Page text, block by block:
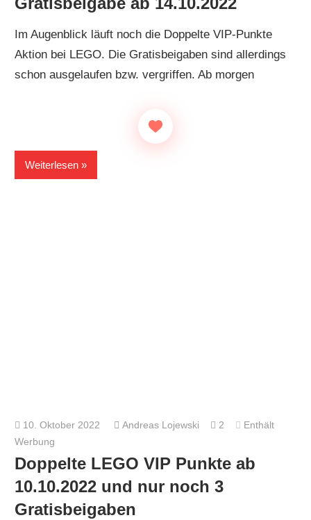
Im Augenblick läuft noch die Doppelte VIP-Punkte
Aktion bei LEGO. Die Gratisbeigaben sind allerdings
schon ausgelaufen bzw. vergriffen. Ab morgen
Weiterlesen
10. Oktober 2022 Andreas Lojewski 2
Enthält
Werbung
Doppelte LEGO VIP Punkte ab
10.10.2022 und nur noch 3
Gratisbeigaben